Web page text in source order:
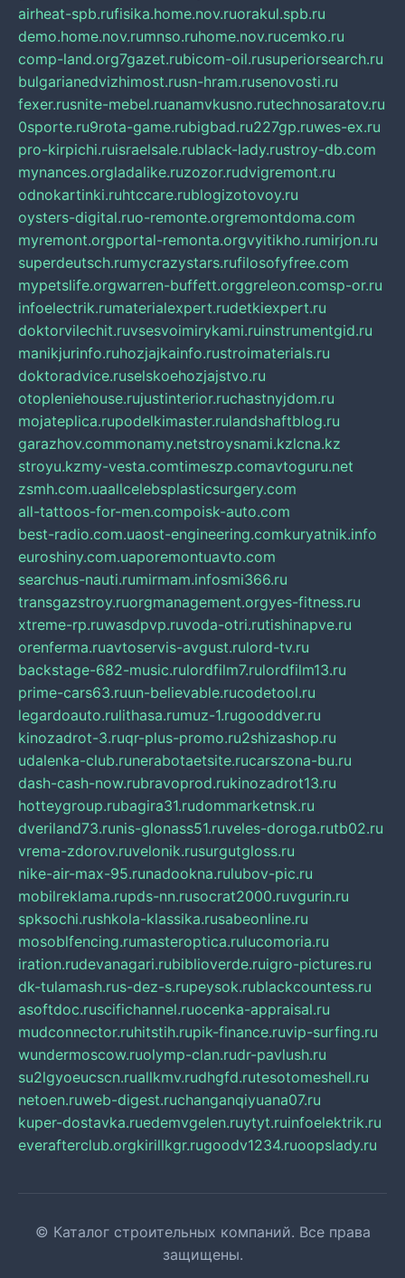
airheat-spb.rufisika.home.nov.ruorakul.spb.ru
demo.home.nov.rumnso.ruhome.nov.rucemko.ru
comp-land.org7gazet.rubicom-oil.rusuperiorsearch.ru
bulgarianedvizhimost.rusn-hram.rusenovosti.ru
fexer.rusnite-mebel.ruanamvkusno.rutechnosaratov.ru
0sporte.ru9rota-game.rubigbad.ru227gp.ruwes-ex.ru
pro-kirpichi.ruisraelsale.rublack-lady.rustroy-db.com
mynances.orgladalike.ruzozor.rudvigremont.ru
odnokartinki.ruhtccare.rublogizotovoy.ru
oysters-digital.ruo-remonte.orgremontdoma.com
myremont.orgportal-remonta.orgvyitikho.rumirjon.ru
superdeutsch.rumycrazystars.rufilosofyfree.com
mypetslife.orgwarren-buffett.orggreleon.comsp-or.ru
infoelectrik.rumaterialexpert.rudetkiexpert.ru
doktorvilechit.ruvsesvoimirykami.ruinstrumentgid.ru
manikjurinfo.ruhozjajkainfo.rustroimaterials.ru
doktoradvice.ruselskoehozjajstvo.ru
otopleniehouse.rujustinterior.ruchastnyjdom.ru
mojateplica.rupodelkimaster.rulandshaftblog.ru
garazhov.commonamy.netstroysnami.kzlcna.kz
stroyu.kzmy-vesta.comtimeszp.comavtoguru.net
zsmh.com.uaallcelebsplasticsurgery.com
all-tattoos-for-men.compoisk-auto.com
best-radio.com.uaost-engineering.comkuryatnik.info
euroshiny.com.uaporemontuavto.com
searchus-nauti.rumirmam.infosmi366.ru
transgazstroy.ruorgmanagement.orgyes-fitness.ru
xtreme-rp.ruwasdpvp.ruvoda-otri.rutishinapve.ru
orenferma.ruavtoservis-avgust.rulord-tv.ru
backstage-682-music.rulordfilm7.rulordfilm13.ru
prime-cars63.ruun-believable.rucodetool.ru
legardoauto.rulithasa.rumuz-1.rugooddver.ru
kinozadrot-3.ruqr-plus-promo.ru2shizashop.ru
udalenka-club.runerabotaetsite.rucarszona-bu.ru
dash-cash-now.rubravoprod.rukinozadrot13.ru
hotteygroup.rubagira31.rudommarketnsk.ru
dveriland73.runis-glonass51.ruveles-doroga.rutb02.ru
vrema-zdorov.ruvelonik.rusurgutgloss.ru
nike-air-max-95.runadookna.rulubov-pic.ru
mobilreklama.rupds-nn.rusocrat2000.ruvgurin.ru
spksochi.rushkola-klassika.rusabeonline.ru
mosoblfencing.rumasteroptica.rulucomoria.ru
iration.rudevanagari.rubiblioverde.ruigro-pictures.ru
dk-tulamash.rus-dez-s.rupeysok.rublackcountess.ru
asoftdoc.ruscifichannel.ruocenka-appraisal.ru
mudconnector.ruhitstih.rupik-finance.ruvip-surfing.ru
wundermoscow.ruolymp-clan.rudr-pavlush.ru
su2lgyoeucscn.ruallkmv.rudhgfd.rutesotomeshell.ru
netoen.ruweb-digest.ruchanganqiyuana07.ru
kuper-dostavka.ruedemvgelen.ruytyt.ruinfoelektrik.ru
everafterclub.orgkirillkgr.rugoodv1234.ruoopslady.ru
© Каталог строительных компаний. Все права
защищены.